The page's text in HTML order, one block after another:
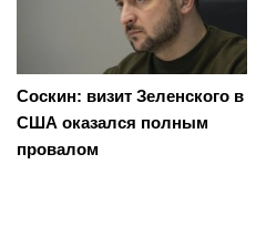
Соскин: визит Зеленского в
США оказался полным
провалом